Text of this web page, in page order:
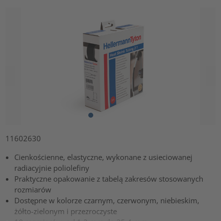
11602630
Cienkościenne, elastyczne, wykonane z usieciowanej
radiacyjnie poliolefiny
Praktyczne opakowanie z tabelą zakresów stosowanych
rozmiarów
Dostępne w kolorze czarnym, czerwonym, niebieskim,
żółto-zielonym i przezroczyste